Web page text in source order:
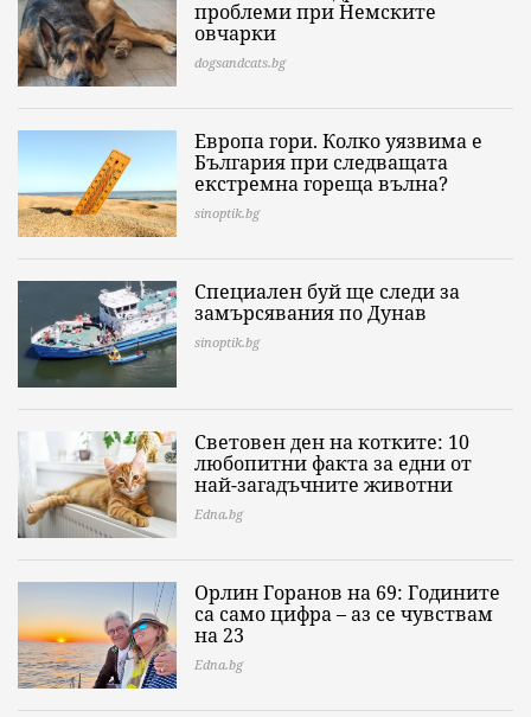
проблеми при Немските
овчарки
dogsandcats.bg
Европа гори. Колко уязвима е
България при следващата
екстремна гореща вълна?
sinoptik.bg
Специален буй ще следи за
замърсявания по Дунав
sinoptik.bg
Световен ден на котките: 10
любопитни факта за едни от
най-загадъчните животни
Edna.bg
Орлин Горанов на 69: Годините
са само цифра – аз се чувствам
на 23
Edna.bg